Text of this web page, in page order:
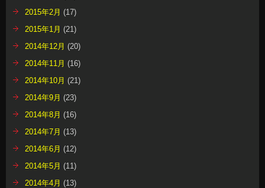
2015年2月 (17)
2015年1月 (21)
2014年12月 (20)
2014年11月 (16)
2014年10月 (21)
2014年9月 (23)
2014年8月 (16)
2014年7月 (13)
2014年6月 (12)
2014年5月 (11)
2014年4月 (13)